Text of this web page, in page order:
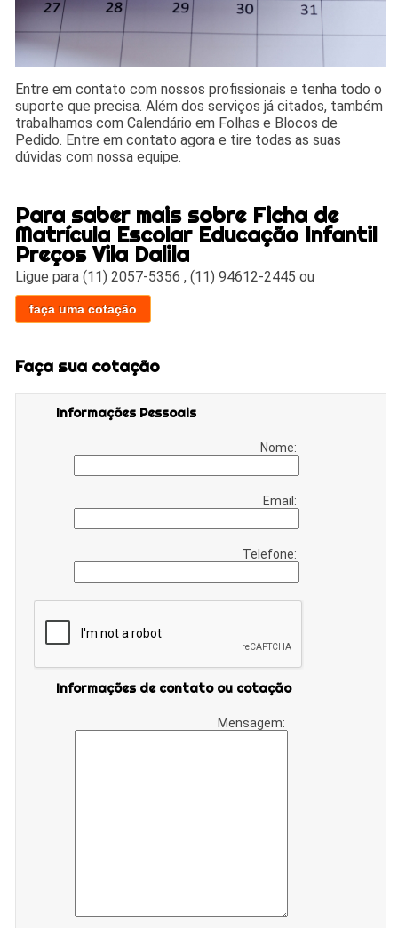
Entre em contato com nossos profissionais e tenha todo o
suporte que precisa. Além dos serviços já citados, também
trabalhamos com Calendário em Folhas e Blocos de
Pedido. Entre em contato agora e tire todas as suas
dúvidas com nossa equipe.
Para saber mais sobre Ficha de
Matrícula Escolar Educação Infantil
Preços Vila Dalila
Ligue para(11) 2057-5356 ,(11) 94612-2445 ou
faça uma cotação
Faça sua cotação
Informações Pessoais
Nome:
Email:
Telefone:
Informações de contato ou cotação
Mensagem: